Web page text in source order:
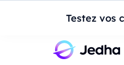
Testez vos